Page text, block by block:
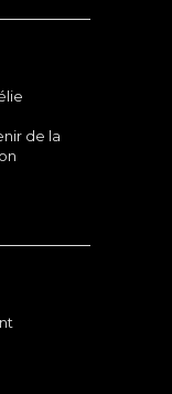
de la